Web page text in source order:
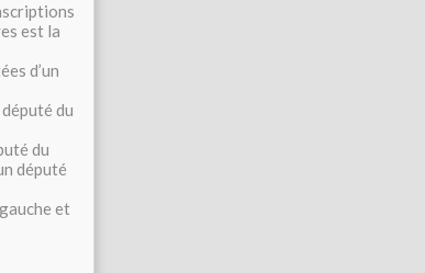
est la
d’un
du
du
député
et